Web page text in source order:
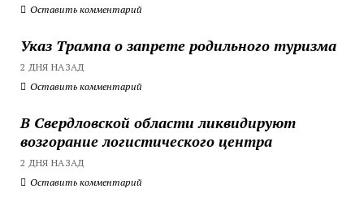
Оставить комментарий
Указ Трампа о запрете родильного туризма
2 ДНЯ НАЗАД
Оставить комментарий
В Свердловской области ликвидируют
возгорание логистического центра
2 ДНЯ НАЗАД
Оставить комментарий